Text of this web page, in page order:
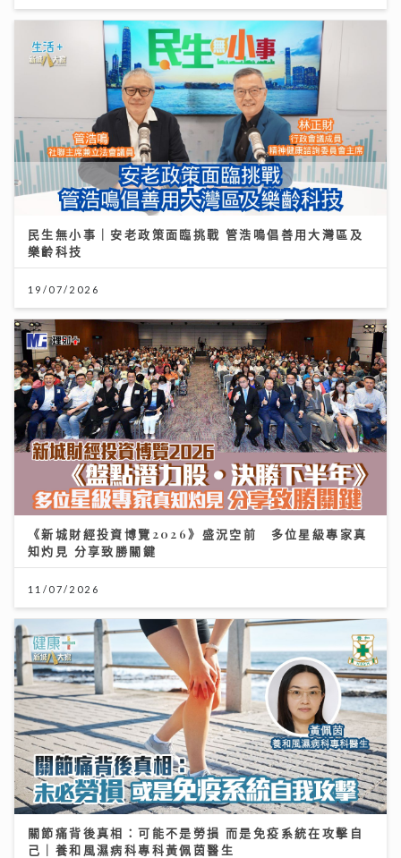
民生無小事｜安老政策面臨挑戰 管浩鳴倡善用大灣區及
樂齡科技
19/07/2026
《新城財經投資博覽2026》盛況空前 多位星級專家真
知灼見 分享致勝關鍵
11/07/2026
關節痛背後真相：可能不是勞損 而是免疫系統在攻擊自
己｜養和風濕病科專科黃佩茵醫生